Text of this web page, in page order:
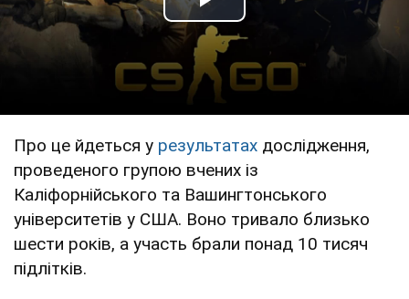
Play Video
Про це йдеться у результатах дослідження,
проведеного групою вчених із
Каліфорнійського та Вашингтонського
університетів у США. Воно тривало близько
шести років, а участь брали понад 10 тисяч
підлітків.